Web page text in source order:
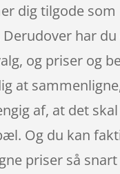
dig tilgode som
har
og priser og
at
af, at det
Og du kan
priser så